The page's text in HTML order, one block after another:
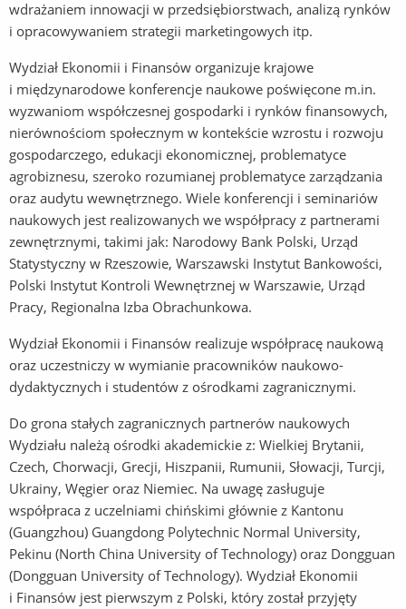
wdrażaniem innowacji w przedsiębiorstwach, analizą rynków
i opracowywaniem strategii marketingowych itp.
Wydział Ekonomii i Finansów organizuje krajowe
i międzynarodowe konferencje naukowe poświęcone m.in.
wyzwaniom współczesnej gospodarki i rynków finansowych,
nierównościom społecznym w kontekście wzrostu i rozwoju
gospodarczego, edukacji ekonomicznej, problematyce
agrobiznesu, szeroko rozumianej problematyce zarządzania
oraz audytu wewnętrznego. Wiele konferencji i seminariów
naukowych jest realizowanych we współpracy z partnerami
zewnętrznymi, takimi jak: Narodowy Bank Polski, Urząd
Statystyczny w Rzeszowie, Warszawski Instytut Bankowości,
Polski Instytut Kontroli Wewnętrznej w Warszawie, Urząd
Pracy, Regionalna Izba Obrachunkowa.
Wydział Ekonomii i Finansów realizuje współpracę naukową
oraz uczestniczy w wymianie pracowników naukowo-
dydaktycznych i studentów z ośrodkami zagranicznymi.
Do grona stałych zagranicznych partnerów naukowych
Wydziału należą ośrodki akademickie z: Wielkiej Brytanii,
Czech, Chorwacji, Grecji, Hiszpanii, Rumunii, Słowacji, Turcji,
Ukrainy, Węgier oraz Niemiec. Na uwagę zasługuje
współpraca z uczelniami chińskimi głównie z Kantonu
(Guangzhou) Guangdong Polytechnic Normal University,
Pekinu (North China University of Technology) oraz Dongguan
(Dongguan University of Technology). Wydział Ekonomii
i Finansów jest pierwszym z Polski, który został przyjęty